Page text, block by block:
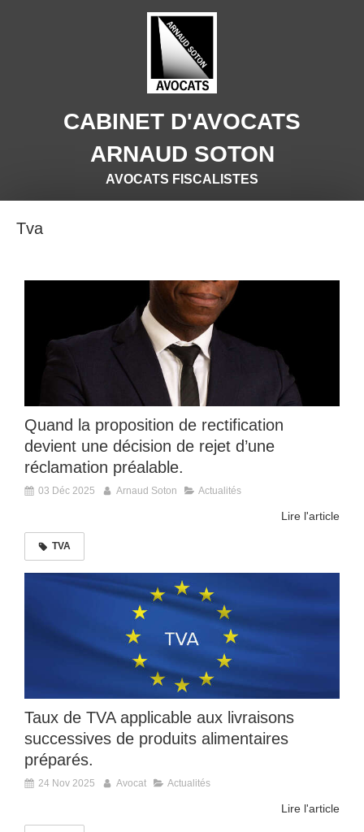
CABINET D'AVOCATS
ARNAUD SOTON
AVOCATS FISCALISTES
Tva
Quand la proposition de rectification
devient une décision de rejet d’une
réclamation préalable.
03 Déc 2025 Arnaud Soton Actualités
Lire l'article
TVA
Taux de TVA applicable aux livraisons
successives de produits alimentaires
préparés.
24 Nov 2025 Avocat Actualités
Lire l'article